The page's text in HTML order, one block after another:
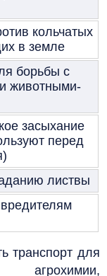
кольчатых
в земле
борьбы с
животными-
засыхание
перед
листвы
транспорт для
агрохимии,